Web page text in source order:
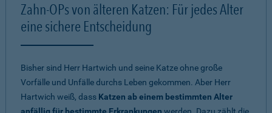
Zahn-OPs von älteren Katzen: Für jedes Alter
eine sichere Entscheidung
Bisher sind Herr Hartwich und seine Katze ohne große
Vorfälle und Unfälle durchs Leben gekommen. Aber Herr
Hartwich weiß, dass Katzen ab einem bestimmten Alter